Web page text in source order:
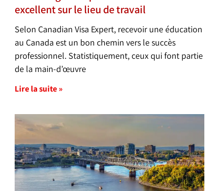
excellent sur le lieu de travail
Selon Canadian Visa Expert, recevoir une éducation
au Canada est un bon chemin vers le succès
professionnel. Statistiquement, ceux qui font partie
de la main-d’œuvre
Lire la suite »